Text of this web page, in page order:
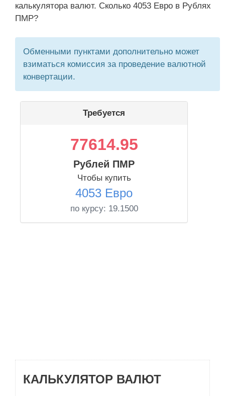
калькулятора валют. Сколько 4053 Евро в Рублях
ПМР?
Обменными пунктами дополнительно может
взиматься комиссия за проведение валютной
конвертации.
Требуется
77614.95
Рублей ПМР
Чтобы купить
4053 Евро
по курсу: 19.1500
КАЛЬКУЛЯТОР ВАЛЮТ